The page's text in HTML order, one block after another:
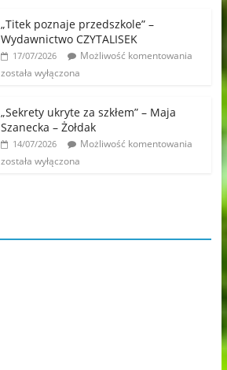
„Titek poznaje przedszkole” –
Wydawnictwo CZYTALISEK
17/07/2026
Możliwość komentowania
została wyłączona
„Sekrety ukryte za szkłem” – Maja
Szanecka – Żołdak
14/07/2026
Możliwość komentowania
została wyłączona